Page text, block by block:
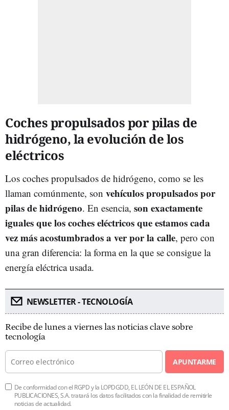
Coches propulsados por pilas de
hidrógeno, la evolución de los
eléctricos
Los coches propulsados de hidrógeno, como se les
llaman comúnmente, son vehículos propulsados por
pilas de hidrógeno. En esencia, son exactamente
iguales que los coches eléctricos que estamos cada
vez más acostumbrados a ver por la calle, pero con
una gran diferencia: la forma en la que se consigue la
energía eléctrica usada.
NEWSLETTER - TECNOLOGÍA
Recibe de lunes a viernes las noticias clave sobre
tecnología
APUNTARME
De conformidad con el RGPD y la LOPDGDD, EL LEÓN DE EL ESPAÑOL
PUBLICACIONES, S.A. tratará los datos facilitados con la finalidad de remitirle
noticias de actualidad.